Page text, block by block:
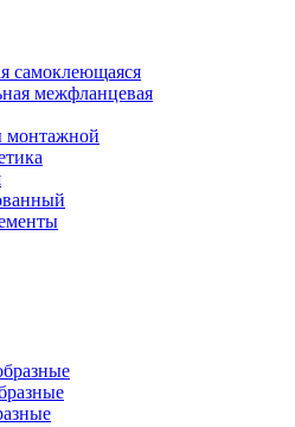
самоклеющаяся
межфланцевая
монтажной